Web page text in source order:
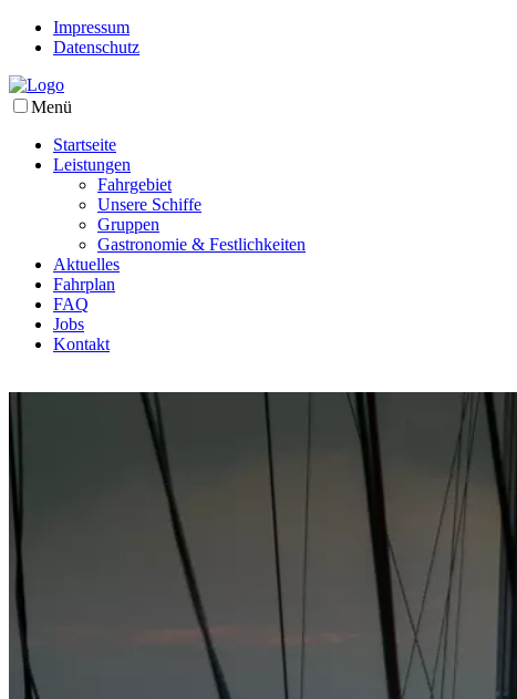
Impressum
Datenschutz
Menü
Startseite
Leistungen
Fahrgebiet
Unsere Schiffe
Gruppen
Gastronomie & Festlichkeiten
Aktuelles
Fahrplan
FAQ
Jobs
Kontakt